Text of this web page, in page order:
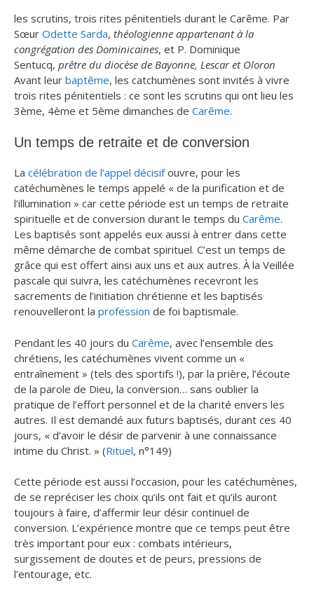
les scrutins, trois rites pénitentiels durant le Carême. Par
Sœur Odette Sarda, théologienne appartenant à la
congrégation des Dominicaines, et P. Dominique
Sentucq, prêtre du diocèse de Bayonne, Lescar et Oloron
Avant leur baptême, les catchumènes sont invités à vivre
trois rites pénitentiels : ce sont les scrutins qui ont lieu les
3ème, 4ème et 5ème dimanches de Carême.
Un temps de retraite et de conversion
La célébration de l’appel décisifouvre, pour les
catéchumènes le temps appelé « de la purification et de
l’illumination » car cette période est un temps de retraite
spirituelle et de conversion durant le temps du Carême.
Les baptisés sont appelés eux aussi à entrer dans cette
même démarche de combat spirituel. C’est un temps de
grâce qui est offert ainsi aux uns et aux autres. À la Veillée
pascale qui suivra, les catéchumènes recevront les
sacrements de l’initiation chrétienne et les baptisés
renouvelleront la profession de foi baptismale.
Pendant les 40 jours du Carême, avec l’ensemble des
chrétiens, les catéchumènes vivent comme un «
entraînement » (tels des sportifs !), par la prière, l’écoute
de la parole de Dieu, la conversion… sans oublier la
pratique de l’effort personnel et de la charité envers les
autres. Il est demandé aux futurs baptisés, durant ces 40
jours, « d’avoir le désir de parvenir à une connaissance
intime du Christ. » (Rituel, n°149)
Cette période est aussi l’occasion, pour les catéchumènes,
de se repréciser les choix qu’ils ont fait et qu’ils auront
toujours à faire, d’affermir leur désir continuel de
conversion. L’expérience montre que ce temps peut être
très important pour eux : combats intérieurs,
surgissement de doutes et de peurs, pressions de
l’entourage, etc.